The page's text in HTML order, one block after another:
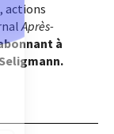
vous
de
actions
Après-
à